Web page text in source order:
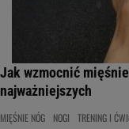
Jak wzmocnić
najważniejszych
MIĘŚNIE NÓG NOGI TRENING I